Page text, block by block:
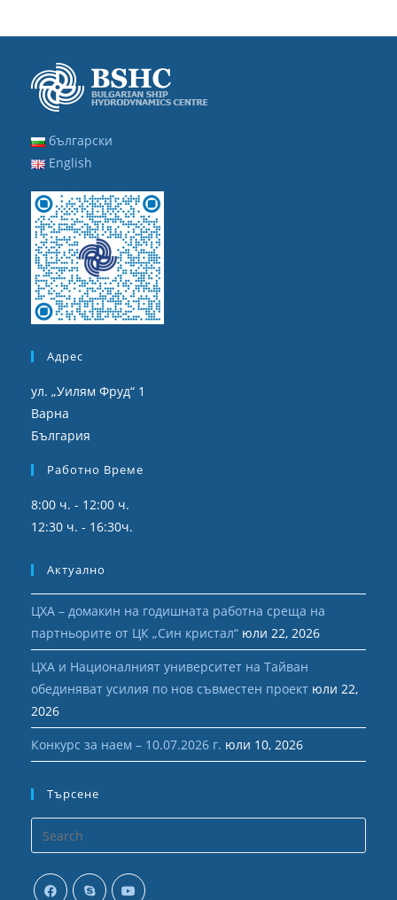
български
English
Адрес
ул. „Уилям Фруд“ 1
Варна
България
Работно Време
8:00 ч. - 12:00 ч.
12:30 ч. - 16:30ч.
Актуално
ЦХА – домакин на годишната работна среща на
партньорите от ЦК „Син кристал“ юли 22, 2026
ЦХА и Националният университет на Тайван
обединяват усилия по нов съвместен проект юли 22,
2026
Конкурс за наем – 10.07.2026 г. юли 10, 2026
Търсене